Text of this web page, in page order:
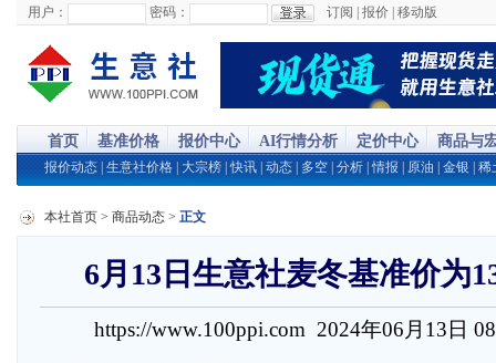
用户： 密码： 订阅 报价 移动版
首页 基准价格 报价中心 AI行情分析 定价中心 商品与
报价动态 生意社价格 大宗榜 |快讯 动态 多空 分析 |情报 原油 金银 稀
本社首页 > 商品动态 > 正文
6月13日生意社麦冬基准价为
https://www.100ppi.com 2024年06月13日